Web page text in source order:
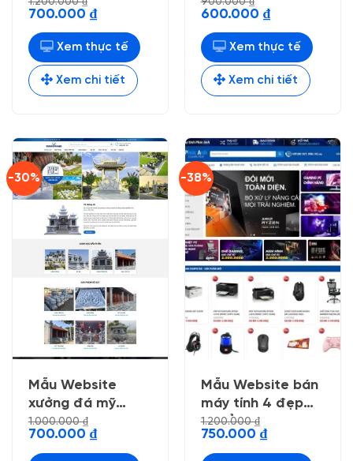
Giá
gốc
là:
1.200.000 ₫.
700.000 ₫Giá
hiện
tại
là:
700.000 ₫.
Xem thực tế
Xem chi tiết
Giá
gốc
là:
900.000 ₫.
600.000 ₫Giá
hiện
tại
là:
600.000 ₫.
Xem thực tế
Xem chi tiết
-30%
Mẫu Website
xưởng đá mỹ
nghệ
1.000.000₫
Giá
là:
700.000 ₫Giá
hiện
tại
-38%
Mẫu Website bán
máy tính 4 đẹp
chuẩn seo
1.200.000₫
Giá
là:
750.000 ₫Giá
hiện
tại